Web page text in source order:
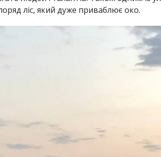
ліс, який дуже приваблює око.